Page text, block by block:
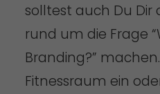
solltest auch Du Dir
rund um die Frage
Branding?”
Fitnessraum ein